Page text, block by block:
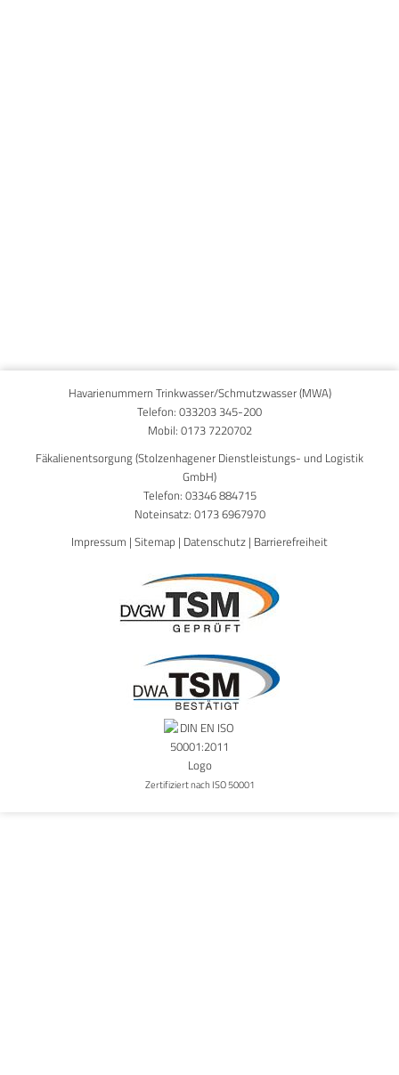
Published on10. Juni 2021
Havarienummern Trinkwasser/Schmutzwasser (MWA)
Telefon: 033203 345-200
Mobil: 0173 7220702
Fäkalienentsorgung (Stolzenhagener Dienstleistungs- und Logistik
GmbH)
Telefon: 03346 884715
Noteinsatz: 0173 6967970
Impressum | Sitemap | Datenschutz | Barrierefreiheit
Zertifiziert nach ISO 50001